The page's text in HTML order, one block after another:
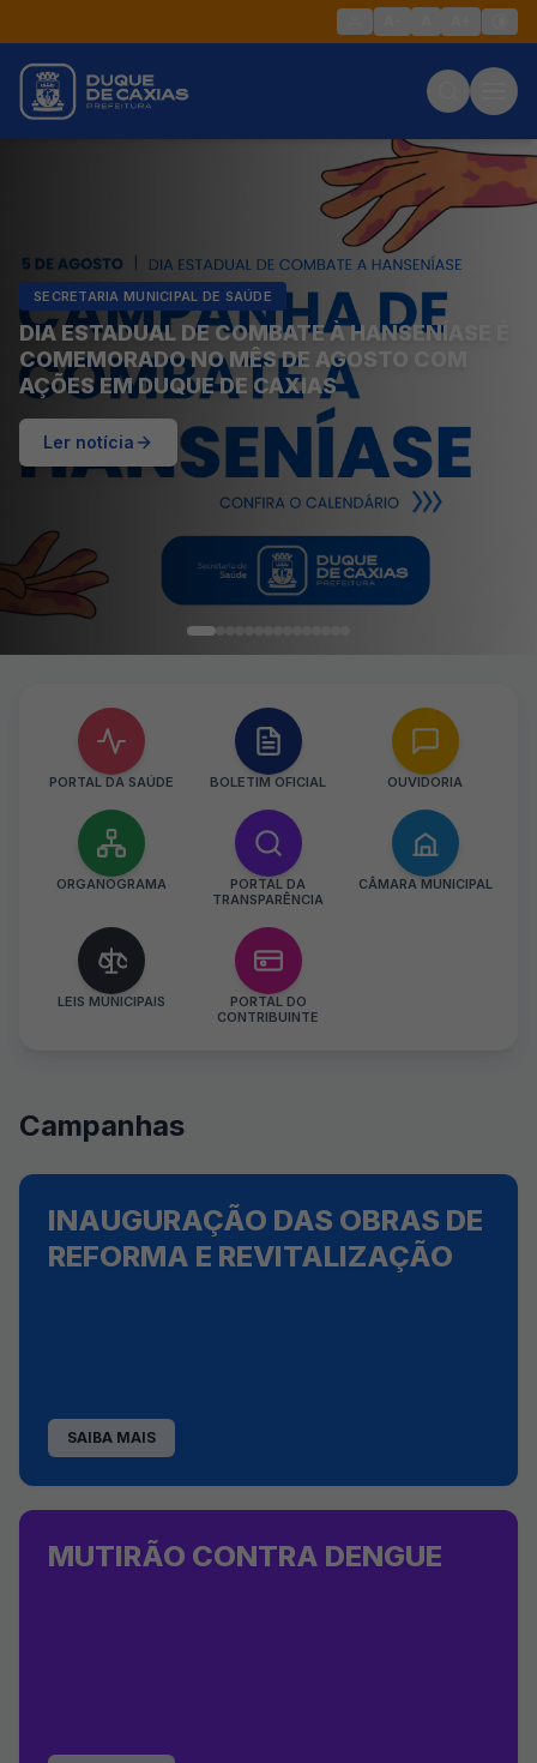
SECRETARIA MUNICIPAL DE SAÚDE
DIA ESTADUAL DE COMBATE À HANSENÍASE É
COMEMORADO NO MÊS DE AGOSTO COM
AÇÕES EM DUQUE DE CAXIAS
Ler notícia
PORTAL DA SAÚDE BOLETIM OFICIAL OUVIDORIA
ORGANOGRAMA
PORTAL DA
TRANSPARÊNCIA
CÂMARA MUNICIPAL
LEIS MUNICIPAIS
PORTAL DO
CONTRIBUINTE
Campanhas
INAUGURAÇÃO DAS OBRAS DE
REFORMA E REVITALIZAÇÃO
SAIBA MAIS
MUTIRÃO CONTRA DENGUE